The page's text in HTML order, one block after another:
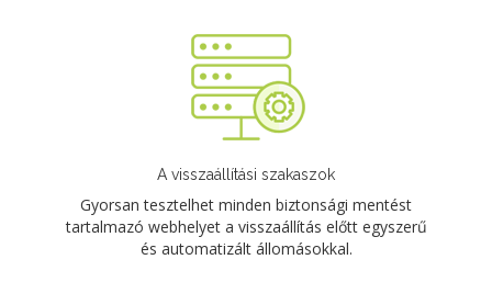
A visszaállítási szakaszok
Gyorsan tesztelhet minden biztonsági mentést
tartalmazó webhelyet a visszaállítás előtt egyszerű
és automatizált állomásokkal.